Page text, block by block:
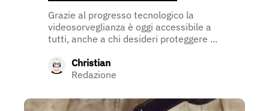
Grazie al progresso tecnologico la
videosorveglianza è oggi accessibile a
tutti, anche a chi desideri proteggere ...
Christian
Redazione